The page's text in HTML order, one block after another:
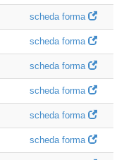
scheda forma
scheda forma
scheda forma
scheda forma
scheda forma
scheda forma